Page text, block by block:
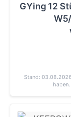
GYing 12
Stand: